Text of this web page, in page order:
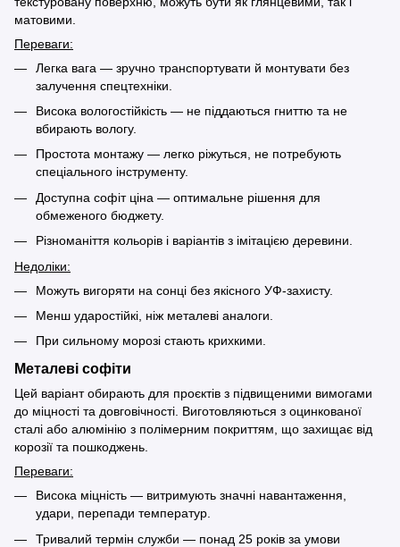
матовими.
Переваги:
Легка вага — зручно транспортувати й монтувати без
залучення спецтехніки.
Висока вологостійкість — не піддаються гниттю та не
вбирають вологу.
Простота монтажу — легко ріжуться, не потребують
спеціального інструменту.
Доступна софіт ціна — оптимальне рішення для
обмеженого бюджету.
Різноманіття кольорів і варіантів з імітацією деревини.
Недоліки:
Можуть вигоряти на сонці без якісного УФ-захисту.
Менш ударостійкі, ніж металеві аналоги.
При сильному морозі стають крихкими.
Металеві софіти
Цей варіант обирають для проєктів з підвищеними вимогами
до міцності та довговічності. Виготовляються з оцинкованої
сталі або алюмінію з полімерним покриттям, що захищає від
корозії та пошкоджень.
Переваги:
Висока міцність — витримують значні навантаження,
удари, перепади температур.
Тривалий термін служби — понад 25 років за умови